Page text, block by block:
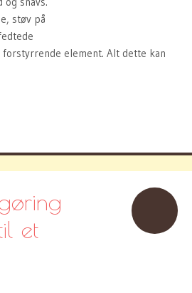
støv på
element. Alt dette kan
et